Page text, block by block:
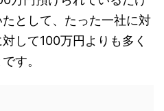
として、たった一社に対
して100万円よりも多く
す。